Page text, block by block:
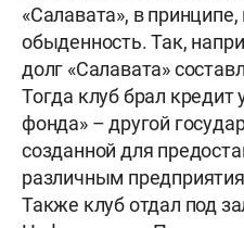
«Салавата», в
обыденность. Так,
долг «Салавата»
Тогда клуб брал кредит
фонда» – другой
созданной для
различным
Также клуб отдал под